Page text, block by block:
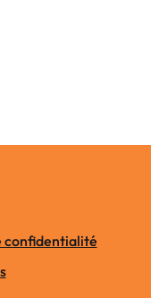
confidentialité